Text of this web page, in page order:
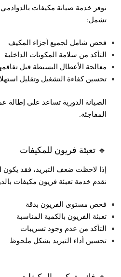
نوفر خدمة صيانة مكيفات
تشمل:
فحص شامل لجميع أجزاء المكيف
التأكد من سلامة المكونات الداخلية
معالجة الأعطال البسيطة قبل
تحسين كفاءة التشغيل وتقليل
الصيانة الدورية تساعد على إطالة
المفاجئة.
🔹 تعبئة فريون للمكيفات
إذا لاحظت ضعف التبريد، فقد
نقدم خدمة تعبئة فريون مكيفات
فحص مستوى الفريون بدقة
تعبئة الفريون بالكمية المناسبة
التأكد من عدم وجود تسريبات
تحسين أداء التبريد بشكل ملحوظ